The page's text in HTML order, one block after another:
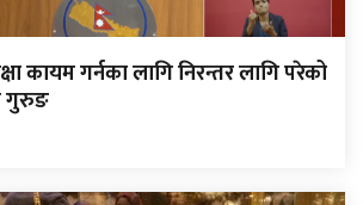
कायम गर्नका लागि निरन्तर लागि परेको
गुरुङ